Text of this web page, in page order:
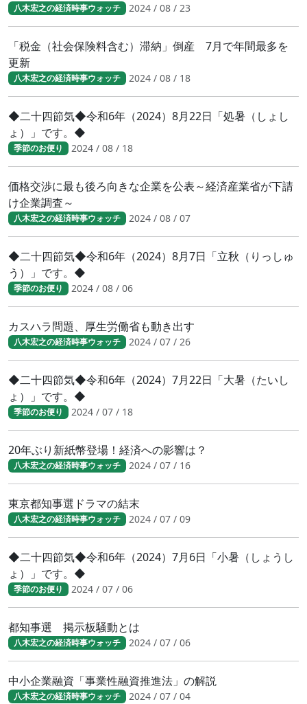
八木宏之の経済時事ウォッチ 2024 / 08 / 23
「税金（社会保険料含む）滞納」倒産 7月で年間最多を
更新
八木宏之の経済時事ウォッチ 2024 / 08 / 18
◆二十四節気◆令和6年（2024）8月22日「処暑（しょし
ょ）」です。◆
季節のお便り 2024 / 08 / 18
価格交渉に最も後ろ向きな企業を公表～経済産業省が下請
け企業調査～
八木宏之の経済時事ウォッチ 2024 / 08 / 07
◆二十四節気◆令和6年（2024）8月7日「立秋（りっしゅ
う）」です。◆
季節のお便り 2024 / 08 / 06
カスハラ問題、厚生労働省も動き出す
八木宏之の経済時事ウォッチ 2024 / 07 / 26
◆二十四節気◆令和6年（2024）7月22日「大暑（たいし
ょ）」です。◆
季節のお便り 2024 / 07 / 18
20年ぶり新紙幣登場！経済への影響は？
八木宏之の経済時事ウォッチ 2024 / 07 / 16
東京都知事選ドラマの結末
八木宏之の経済時事ウォッチ 2024 / 07 / 09
◆二十四節気◆令和6年（2024）7月6日「小暑（しょうし
ょ）」です。◆
季節のお便り 2024 / 07 / 06
都知事選 掲示板騒動とは
八木宏之の経済時事ウォッチ 2024 / 07 / 06
中小企業融資「事業性融資推進法」の解説
八木宏之の経済時事ウォッチ 2024 / 07 / 04